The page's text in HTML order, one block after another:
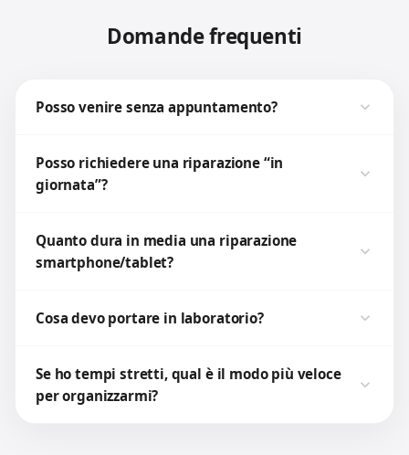
Domande frequenti
Posso venire senza appuntamento?
Posso richiedere una riparazione “in
giornata”?
Quanto dura in media una riparazione
smartphone/tablet?
Cosa devo portare in laboratorio?
Se ho tempi stretti, qual è il modo più veloce
per organizzarmi?